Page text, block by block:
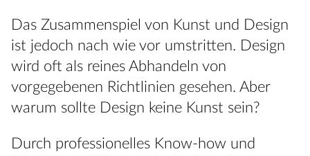
Das Zusammenspiel von Kunst und Design
ist jedoch nach wie vor umstritten. Design
wird oft als reines Abhandeln von
vorgegebenen Richtlinien gesehen. Aber
warum sollte Design keine Kunst sein?
Durch professionelles Know-how und